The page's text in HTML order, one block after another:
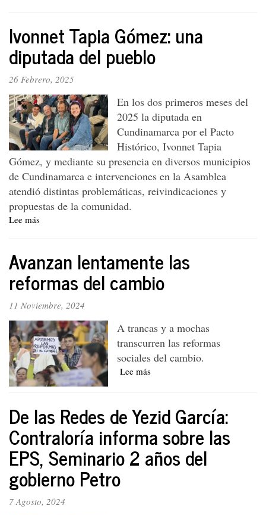
político
Unitarios
Ivonnet Tapia Gómez: una
diputada del pueblo
26 Febrero, 2025
En los dos primeros meses del
2025 la diputada en
Cundinamarca por el Pacto
Histórico, Ivonnet Tapia
Gómez, y mediante su presencia en diversos municipios
de Cundinamarca e intervenciones en la Asamblea
atendió distintas problemáticas, reivindicaciones y
propuestas de la comunidad.
Lee más
Gómez:
una
diputada
del
pueblo
Avanzan lentamente las
reformas del cambio
11 Noviembre, 2024
A trancas y a mochas
transcurren las reformas
sociales del cambio.
Lee más
las
reformas
del
cambio
De las Redes de Yezid García:
Contraloría informa sobre las
EPS, Seminario 2 años del
gobierno Petro
7 Agosto, 2024